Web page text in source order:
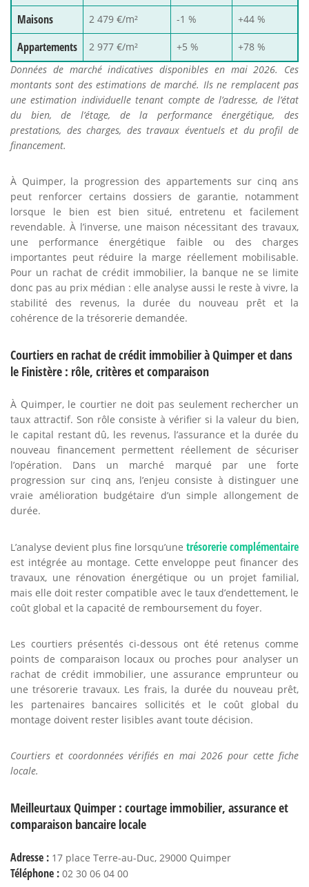
Maisons 2 479 €/m² -1 % +44 %
Appartements 2 977 €/m² +5 %
+78 %
Données de marché indicatives disponibles en mai 2026. Ces
montants sont des estimations de marché. Ils ne remplacent pas
une estimation individuelle tenant compte de l’adresse, de l’état
du bien, de l’étage, de la performance énergétique, des
prestations, des charges, des travaux éventuels et du profil de
financement.
À Quimper, la progression des appartements sur cinq ans
peut renforcer certains dossiers de garantie, notamment
lorsque le bien est bien situé, entretenu et facilement
revendable. À l’inverse, une maison nécessitant des travaux,
une performance énergétique faible ou des charges
importantes peut réduire la marge réellement mobilisable.
Pour un rachat de crédit immobilier, la banque ne se limite
donc pas au prix médian : elle analyse aussi le reste à vivre, la
stabilité des revenus, la durée du nouveau prêt et la
cohérence de la trésorerie demandée.
Courtiers en rachat de crédit immobilier à Quimper et dans
le Finistère : rôle, critères et comparaison
À Quimper, le courtier ne doit pas seulement rechercher un
taux attractif. Son rôle consiste à vérifier si la valeur du bien,
le capital restant dû, les revenus, l’assurance et la durée du
nouveau financement permettent réellement de sécuriser
l’opération. Dans un marché marqué par une forte
progression sur cinq ans, l’enjeu consiste à distinguer une
vraie amélioration budgétaire d’un simple allongement de
durée.
L’analyse devient plus fine lorsqu’une trésorerie complémentaire
est intégrée au montage. Cette enveloppe peut financer des
travaux, une rénovation énergétique ou un projet familial,
mais elle doit rester compatible avec le taux d’endettement, le
coût global et la capacité de remboursement du foyer.
Les courtiers présentés ci-dessous ont été retenus comme
points de comparaison locaux ou proches pour analyser un
rachat de crédit immobilier, une assurance emprunteur ou
une trésorerie travaux. Les frais, la durée du nouveau prêt,
les partenaires bancaires sollicités et le coût global du
montage doivent rester lisibles avant toute décision.
Courtiers et coordonnées vérifiés en mai 2026 pour cette fiche
locale.
Meilleurtaux Quimper : courtage immobilier, assurance et
comparaison bancaire locale
Adresse : 17 place Terre-au-Duc, 29000 Quimper
Téléphone : 02 30 06 04 00